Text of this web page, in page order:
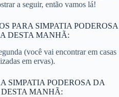
a seguir, então vamos lá!
PARA SIMPATIA PODEROSA
DESTA MANHÃ:
(você vai encontrar em casas
em ervas).
SIMPATIA PODEROSA DA
MANHÃ: